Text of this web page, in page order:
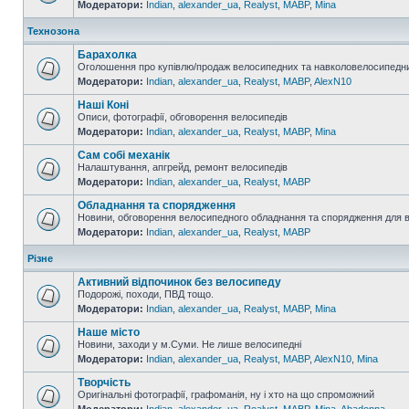
Модератори: Indian alexander_ua Realyst MABP, Mina
Технозона
Барахолка
Оголошення про купівлю/продаж велосипедних та
Модератори: Indian alexander_ua Realyst MABP, AlexN10
Наші Коні
Описи, фотографії, обговорення велосипедів
Модератори: Indian alexander_ua Realyst MABP, Mina
Сам собі механік
Налаштування, апгрейд, ремонт велосипедів
Модератори: Indian alexander_ua Realyst MABP
Обладнання та спорядження
Новини, обговорення велосипедного обладнання та спорядження для
Модератори: Indian alexander_ua Realyst MABP
Різне
Активний відпочинок без велосипеду
Подорожі, походи, ПВД тощо.
Модератори: Indian alexander_ua Realyst MABP, Mina
Наше місто
Новини, заходи у м.Суми. Не лише велосипедні
Модератори: Indian alexander_ua Realyst MABP, AlexN10 Mina
Творчість
Оригінальні фотографії, графоманія, ну і хто на що спроможний